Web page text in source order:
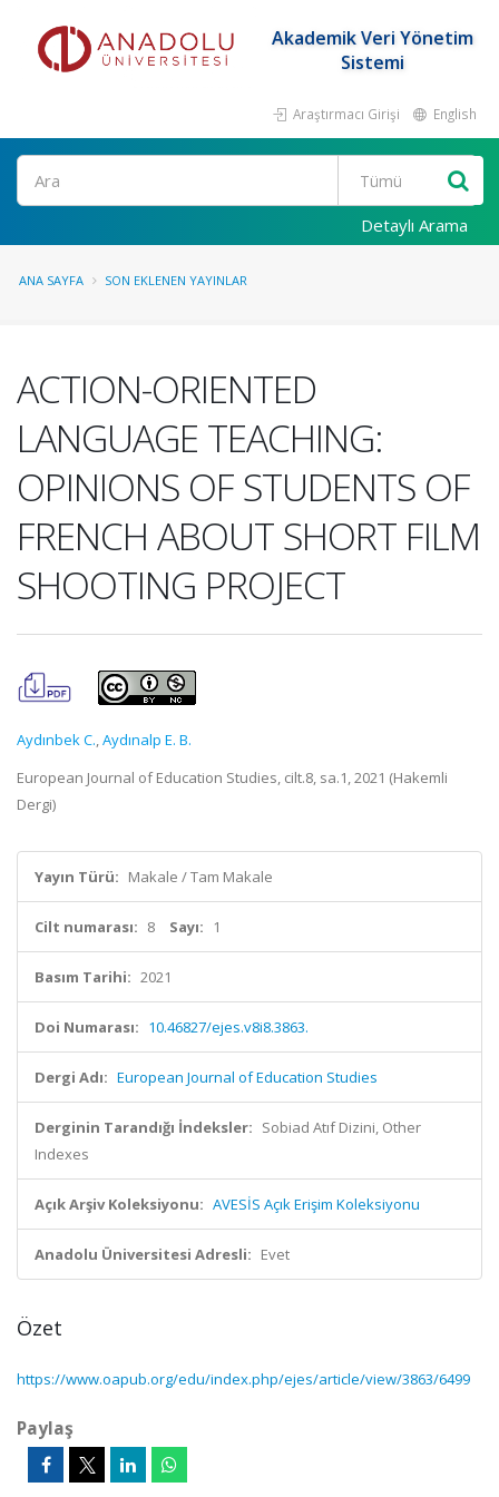
Akademik Veri Yönetim
Sistemi
Araştırmacı Girişi English
Ara
Detaylı Arama
ANA SAYFA SON EKLENEN YAYINLAR
ACTION-ORIENTED
LANGUAGE TEACHING:
OPINIONS OF STUDENTS OF
FRENCH ABOUT SHORT FILM
SHOOTING PROJECT
Aydınbek C.,Aydınalp E. B.
European Journal of Education Studies, cilt.8, sa.1, 2021 (Hakemli
Dergi)
Yayın Türü: Makale / Tam Makale
Cilt numarası: 8 Sayı: 1
Basım Tarihi: 2021
Doi Numarası: 10.46827/ejes.v8i8.3863.
Dergi Adı: European Journal of Education Studies
Derginin Tarandığı İndeksler: Sobiad Atıf Dizini, Other
Indexes
Açık Arşiv Koleksiyonu: AVESİS Açık Erişim Koleksiyonu
Anadolu Üniversitesi Adresli: Evet
Özet
https://www.oapub.org/edu/index.php/ejes/article/view/3863/6499
Paylaş